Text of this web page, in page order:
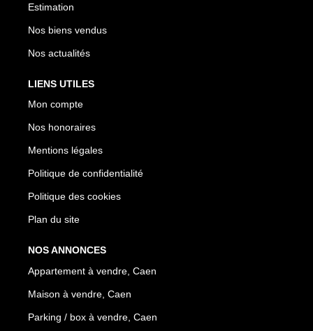
Estimation
Nos biens vendus
Nos actualités
LIENS UTILES
Mon compte
Nos honoraires
Mentions légales
Politique de confidentialité
Politique des cookies
Plan du site
NOS ANNONCES
Appartement à vendre, Caen
Maison à vendre, Caen
Parking / box à vendre, Caen